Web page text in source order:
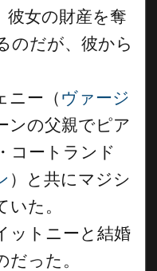
彼女の財産を奪
のだが、彼から
ニー（ ヴァージ
ンの父親でピア
コートランド
）と共にマジシ
た。
ットニーと結婚
った。